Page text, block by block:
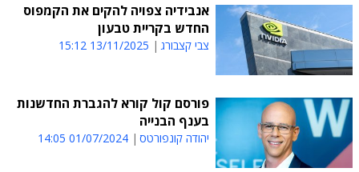
אנבידיה צפויה להקים את הקמפוס
החדש בקריית טבעון
צבי קצבורג 13/11/2025 15:12
פורסם קול קורא להגברת החדשנות
בענף הבנייה
יהודה קונפורטס 01/07/2024 14:05